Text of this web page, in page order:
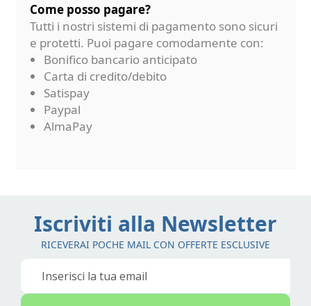
Come posso pagare?
Tutti i nostri sistemi di pagamento sono sicuri
e protetti. Puoi pagare comodamente con:
Bonifico bancario anticipato
Carta di credito/debito
Satispay
Paypal
AlmaPay
Iscriviti alla Newsletter
RICEVERAI POCHE MAIL CON OFFERTE ESCLUSIVE
Iscriviti
nostra